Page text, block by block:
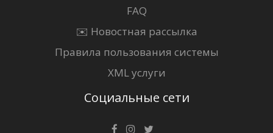
FAQ
✉️ Новостная рассылка
Правила пользования системы
XML услуги
Социальные сети